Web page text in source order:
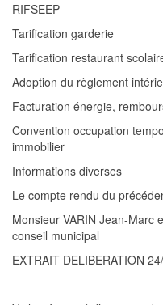
RIFSEEP
Tarification garderie
Tarification restaurant
Adoption du règlement
Facturation énergie,
Convention occupation
immobilier
Informations diverses
Le compte rendu du
Monsieur VARIN Jean-Marc
conseil municipal
EXTRAIT DELIBERATION 24